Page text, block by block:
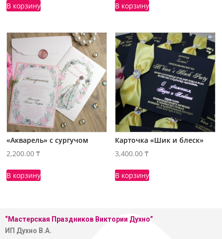
В корзину В корзину
«Акварель» с сургучом
2,200.00₸
В корзину
Карточка «Шик и блеск»
3,400.00₸
В корзину
“Мастерская Праздников Виктории Духно”
ИП Духно В.А.